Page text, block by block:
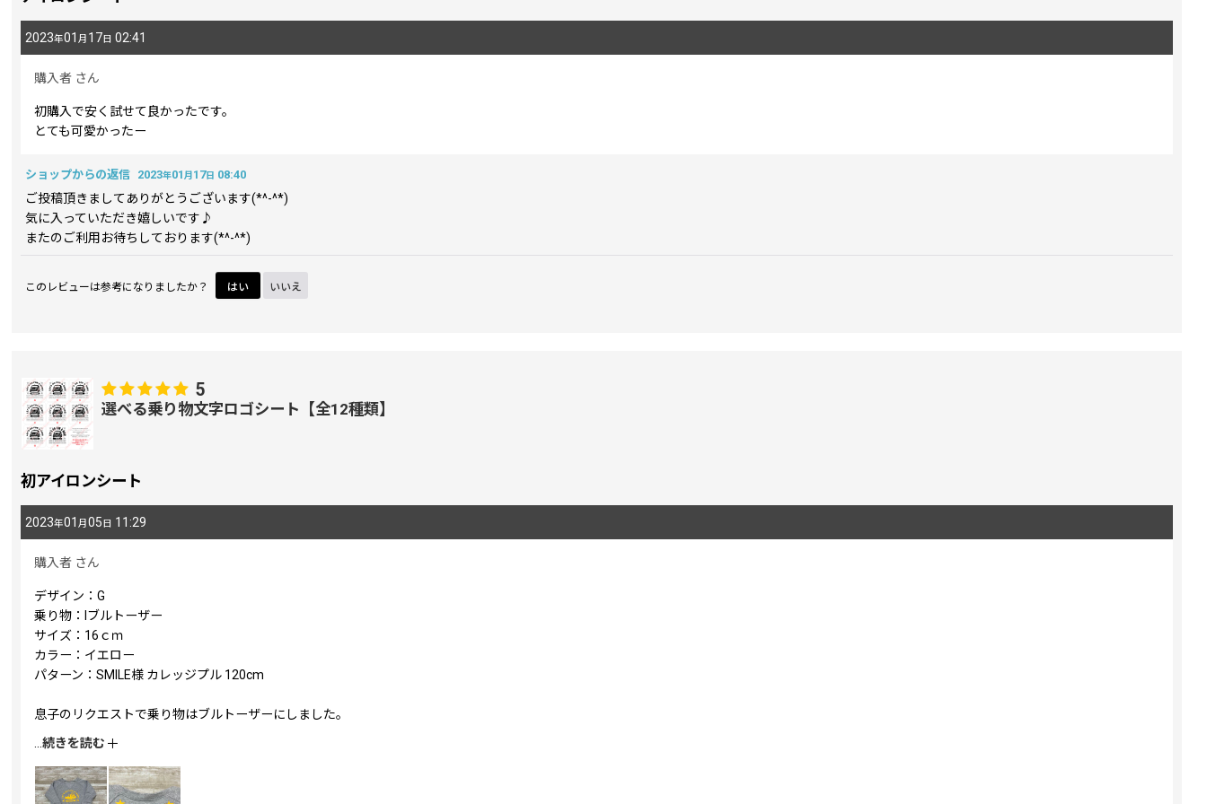
2023年01 月 17 日 02:41
購入者 さん
初購入で安く試せて良かったです。
とても可愛かったー
ショップからの返信 2023年01 月 17日 08:40
ご投稿頂きましてありがとうございます(*^-^*)
気に入っていただき嬉しいです♪
またのご利用お待ちしております(*^-^*)
このレビューは参考になりましたか？ はい いいえ
5
選べる乗り物文字ロゴシート【全12種類】
初アイロンシート
2023年01 月 05 日 11:29
購入者 さん
デザイン：G
乗り物：Iブルトーザー
サイズ：16ｃｍ
カラー：イエロー
パターン：SMILE様 カレッジプル 120cm
息子のリクエストで乗り物はブルトーザーにしました。
細かい部分のカス取りに苦戦し1か所取り忘れがありますが、
初めてのアイロンシートにしては上手く貼れたと思います。
息子も喜んでいました！
続きを読む